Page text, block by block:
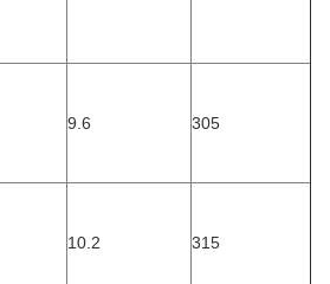
9.6 305
10.2 315